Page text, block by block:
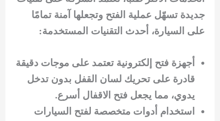
جديدة تسهّل عملية الفتح وتجعلها آمنة تمامًا
على السيارة، أحدث التقنيات المستخدمة:
أجهزة فتح إلكترونية تعتمد على موجات دقيقة
قادرة على تحريك لسان القفل بدون تدخل
يدوي، مما يجعل فتح الاقفال أسرع.
استخدام أدوات متخصصة لفتح السيارات